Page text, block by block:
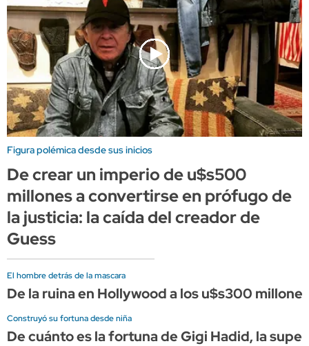
Figura polémica desde sus inicios
De crear un imperio de u$s500
millones a convertirse en prófugo de
la justicia: la caída del creador de
Guess
El hombre detrás de la mascara
De la ruina en Hollywood a los u$s300
Construyó su fortuna desde niña
De cuánto es la fortuna de Gigi Hadid, la